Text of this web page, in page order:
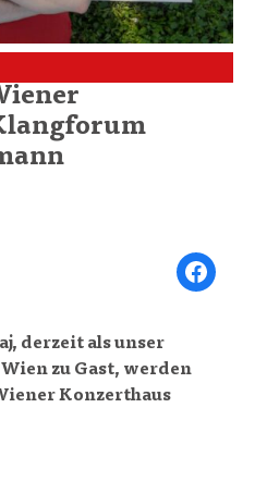
Share on
derzeit als unser
zu Gast, werden
Konzerthaus